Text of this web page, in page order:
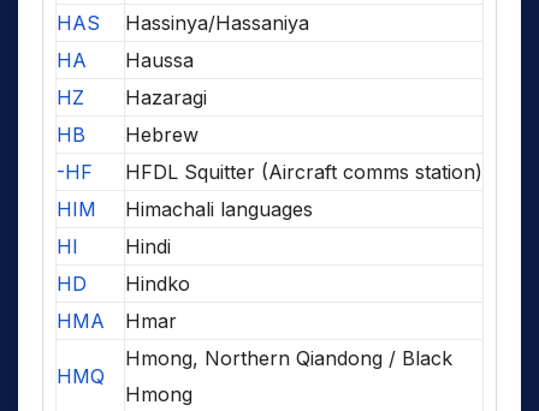
HAS
Hassinya/Hassaniya
HA
Haussa
HZ
Hazaragi
HB
Hebrew
-HF
HFDL Squitter (Aircraft comms station)
HIM
Himachali languages
HI
Hindi
HD
Hindko
HMA
Hmar
HMQ
Hmong, Northern Qiandong / Black
Hmong